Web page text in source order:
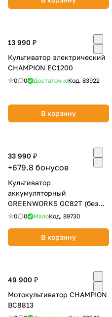
13 990 ₽
Культиватор электрический
CHAMPION EC1200
0 0 ДостаточноКод. 83922
В корзину
33 990 ₽
+679.8 бонусов
Культиватор
аккумуляторный
GREENWORKS GC82T (без
АКБ и ЗУ) 2801107
0 0 МалоКод. 89730
В корзину
49 900 ₽
Мотокультиватор CHAMPION
BC8813